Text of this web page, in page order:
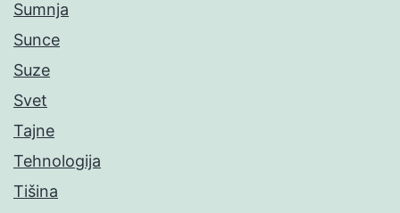
Sumnja
Sunce
Suze
Svet
Tajne
Tehnologija
Tišina